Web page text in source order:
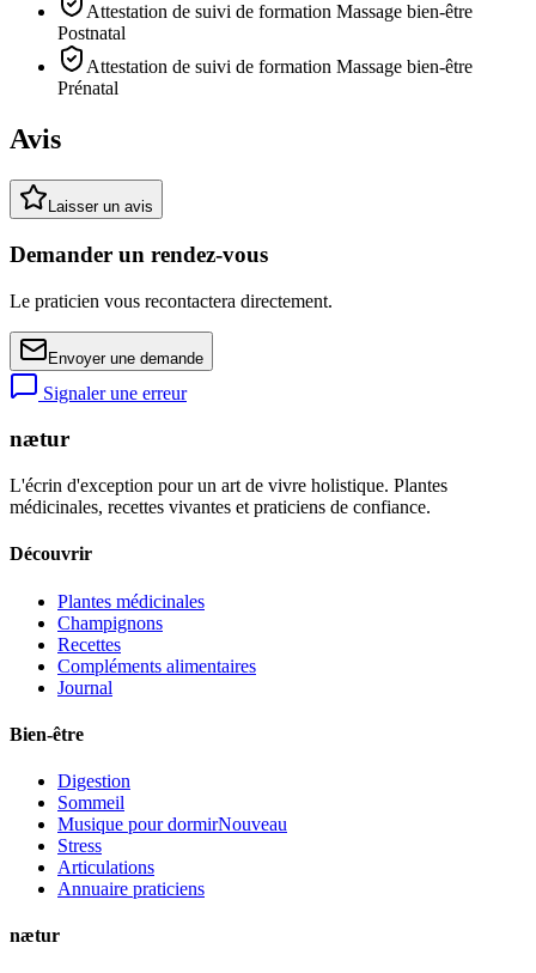
Attestation de suivi de formation Massage bien-être
Postnatal
Attestation de suivi de formation Massage bien-être
Prénatal
Avis
Laisser un avis
Demander un rendez-vous
Le praticien vous recontactera directement.
Envoyer une demande
Signaler une erreur
nætur
L'écrin d'exception pour un art de vivre holistique. Plantes
médicinales, recettes vivantes et praticiens de confiance.
Découvrir
Plantes médicinales
Champignons
Recettes
Compléments alimentaires
Journal
Bien-être
Digestion
Sommeil
Musique pour dormirNouveau
Stress
Articulations
Annuaire praticiens
nætur